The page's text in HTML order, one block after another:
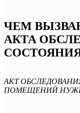
ЧЕМ
АКТА
АКТ
ПОМЕЩЕНИЙ